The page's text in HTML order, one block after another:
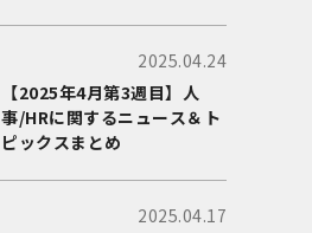
2025.04.24
【2025年4月第3週目】人
事/HRに関するニュース＆ト
ピックスまとめ
2025.04.17